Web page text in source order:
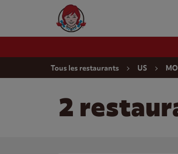
Wendy's Website Home
Return to NavTous les restaurants US MO
2